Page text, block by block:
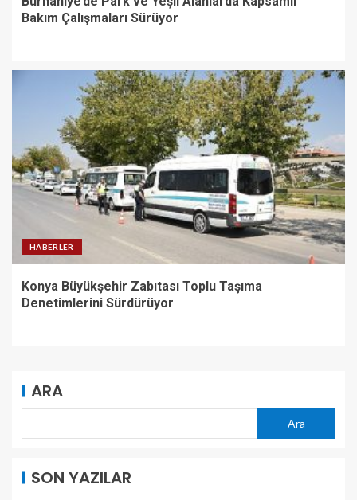
Bakım Çalışmaları Sürüyor
HABERLER
Konya Büyükşehir Zabıtası Toplu Taşıma
Denetimlerini Sürdürüyor
ARA
Ara
SON YAZILAR